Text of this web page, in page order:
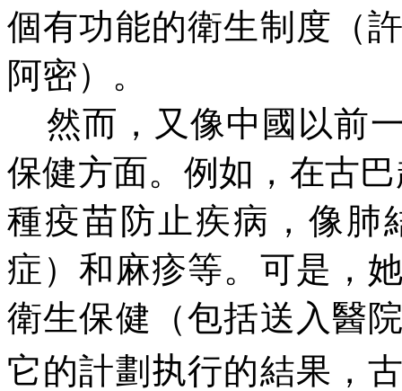
個有功能的衛生制度（
阿密）。
然而，又像中國以前
保健方面。例如，在古
種疫苗防止疾病，像肺
症）和麻疹等。可是，
衛生保健（包括送入醫
它的計劃 执行的結果，